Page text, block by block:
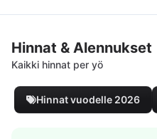
Hinnat & Alennukset
Kaikki hinnat per yö
Hinnat vuodelle 2026